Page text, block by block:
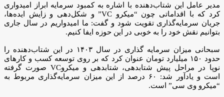
مدیر عامل این شتاب‌دهنده با اشاره به کمبود سرمایه ابراز امیدواری
کرد که با اقداماتی چون “میکرو VC” و شکل‌دهی و زایش ایده‌ها،
جریان سرمایه‌گذاری تقویت شود و گفت: ما امیدواریم در سال جاری
بتوانیم نقش خود را به خوبی در این حوزه ایفا کنیم.
سبحانی میزان سرمایه گذاری در سال ۱۴۰۳ در این شتاب‌دهنده را
حدود ۱۵۰ میلیارد تومان عنوان کرد که بر روی توسعه کسب و کارهای
نوپا در مراحل پیش شتابدهی، شتابدهی و میکروVC صورت گرفته
است و یادآور شد: ۶۰ درصد از این میزان سرمایه‌گذاری مربوط به
“میکرو وی سی” است.